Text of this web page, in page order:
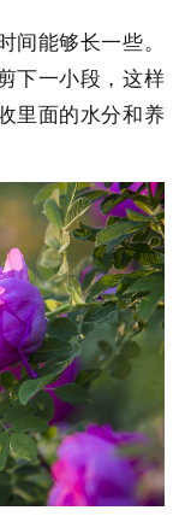
间能够长一些。
下一小段，这样
里面的水分和养